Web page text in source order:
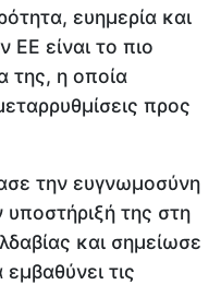
ευημερία και
ΕΕ είναι το πιο
της, η οποία
προς
την ευγνωμοσύνη
της στη
και σημείωσε
τις